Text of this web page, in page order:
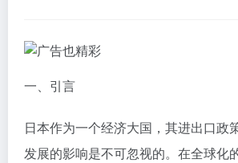
一、引言
日本作为一个经济大国，其进出口政
发展的影响是不可忽视的。在全球化